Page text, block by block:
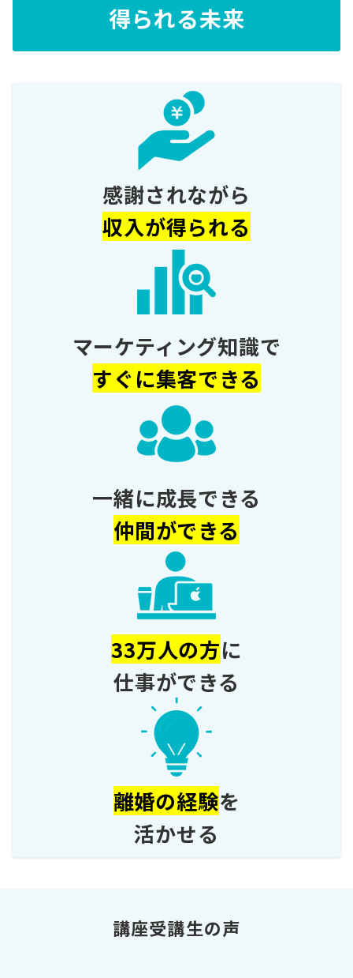
得られる未来
感謝されながら
収入が得られる
マーケティング知識で
すぐに集客できる
一緒に成長できる
仲間ができる
33万人の方に
仕事ができる
離婚の経験を
活かせる
講座受講生の声